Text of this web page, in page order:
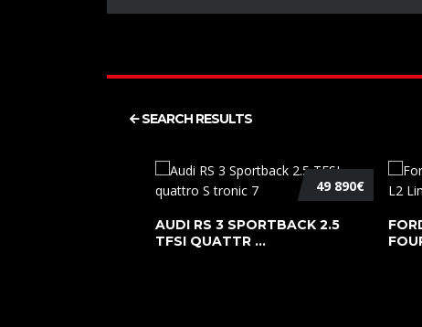
SEARCH RESULTS
49 890€
AUDI RS 3 SPORTBACK 2.5
TFSI QUATTR ...